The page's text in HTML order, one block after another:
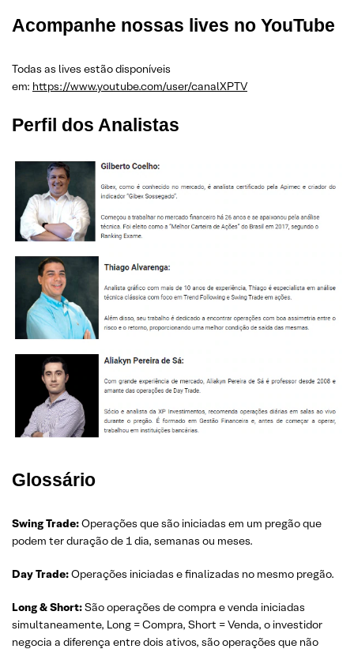
Acompanhe nossas lives no YouTube
Todas as lives estão disponíveis
em: https://www.youtube.com/user/canalXPTV
Perfil dos Analistas
Glossário
Swing Trade:Operações que são iniciadas em um pregão que
podem ter duração de 1 dia, semanas ou meses.
Day Trade:Operações iniciadas e finalizadas no mesmo pregão.
Long & Short:São operações de compra e venda iniciadas
simultaneamente, Long = Compra, Short = Venda, o investidor
negocia a diferença entre dois ativos, são operações que não